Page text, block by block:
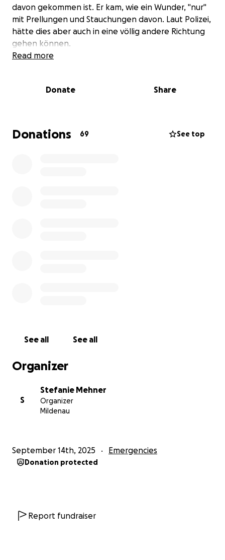
davon gekommen ist. Er kam, wie ein Wunder, "nur"
mit Prellungen und Stauchungen davon. Laut Polizei,
hätte dies aber auch in eine völlig andere Richtung
gehen können.
Aber das wichtigste, er lebt und wir können nach
Der Unfall war nicht seine Schuld, dennoch steht er
Da zukünftig hohe Kosten anstehen, die ihn sehr
Read more
Donate Share
Donations 69 See top
See all See all
Organizer
S
Stefanie Mehner
Organizer
Mildenau
September 14th, 2025 Emergencies
Donation protected
Report fundraiser